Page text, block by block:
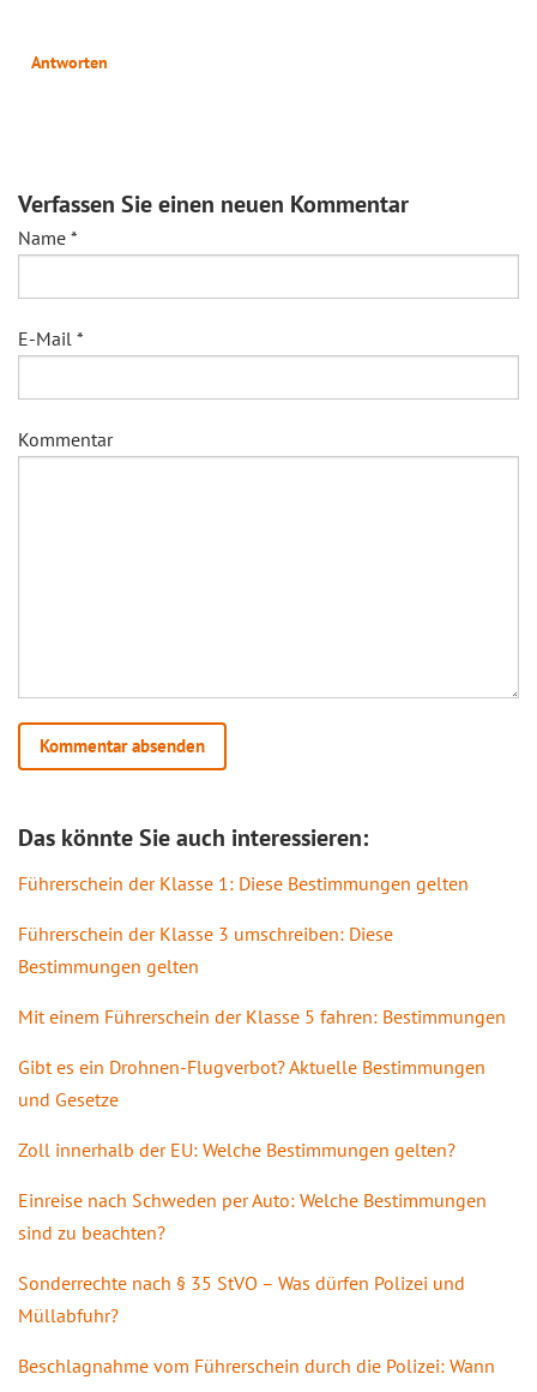
Antworten
Verfassen Sie einen neuen Kommentar
Name *
E-Mail *
Kommentar
Das könnte Sie auch interessieren:
Führerschein der Klasse 1: Diese Bestimmungen gelten
Führerschein der Klasse 3 umschreiben: Diese
Bestimmungen gelten
Mit einem Führerschein der Klasse 5 fahren: Bestimmungen
Gibt es ein Drohnen-Flugverbot? Aktuelle Bestimmungen
und Gesetze
Zoll innerhalb der EU: Welche Bestimmungen gelten?
Einreise nach Schweden per Auto: Welche Bestimmungen
sind zu beachten?
Sonderrechte nach § 35 StVO – Was dürfen Polizei und
Müllabfuhr?
Beschlagnahme vom Führerschein durch die Polizei: Wann